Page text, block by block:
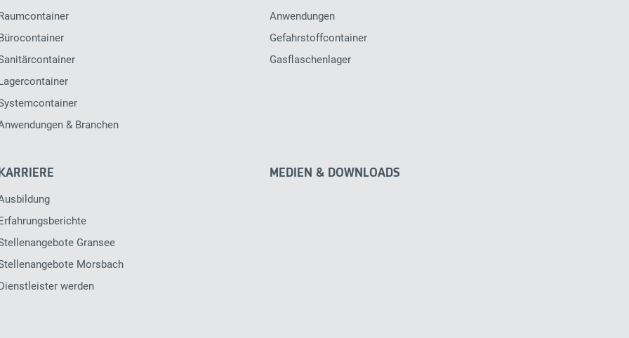
& Branchen
Anwendungen
Gefahrstoffcontainer
Gasflaschenlager
Gransee
Morsbach
werden
MEDIEN & DOWNLOADS